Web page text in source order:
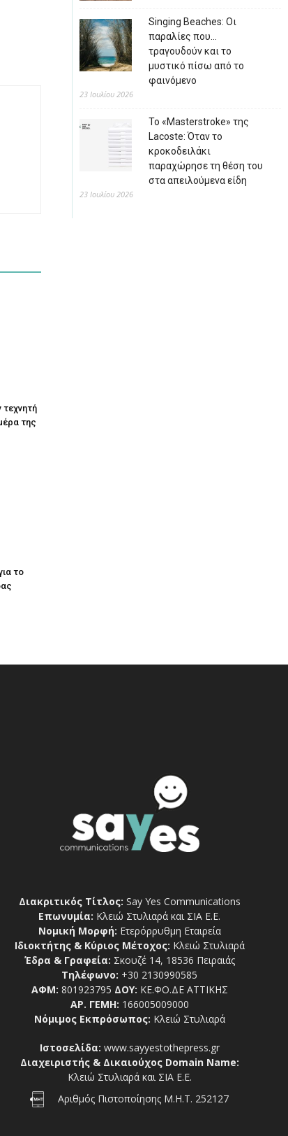
της
το
Singing Beaches: Οι
παραλίες που…
τραγουδούν και το
μυστικό πίσω από το
φαινόμενο
23 Ιουλίου 2026
Το «Masterstroke» της
Lacoste: Όταν το
κροκοδειλάκι
παραχώρησε τη θέση του
στα απειλούμενα είδη
23 Ιουλίου 2026
Διακριτικός Τίτλος: Say Yes Communications
Επωνυμία: Κλειώ Στυλιαρά και ΣΙΑ Ε.Ε.
Νομική Μορφή: Ετερόρρυθμη Εταιρεία
Ιδιοκτήτης & Κύριος Μέτοχος: Κλειώ Στυλιαρά
Έδρα & Γραφεία: Σκουζέ 14, 18536 Πειραιάς
Τηλέφωνο: +30 2130990585
ΑΦΜ: 801923795 ΔΟΥ: ΚΕ.ΦΟ.ΔΕ ΑΤΤΙΚΗΣ
ΑΡ. ΓΕΜΗ: 166005009000
Νόμιμος Εκπρόσωπος: Κλειώ Στυλιαρά
Ιστοσελίδα: www.sayyestothepress.gr
Διαχειριστής & Δικαιούχος Domain Name:
Κλειώ Στυλιαρά και ΣΙΑ Ε.Ε.
Αριθμός Πιστοποίησης Μ.Η.Τ. 252127